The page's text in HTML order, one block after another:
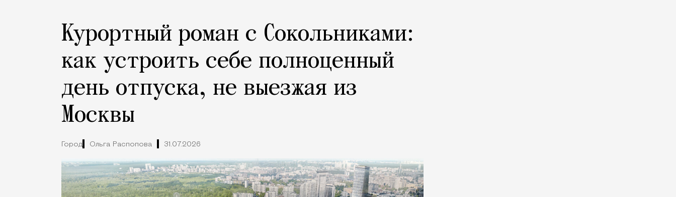
Курортный роман с Сокольниками:
как устроить себе полноценный
день отпуска, не выезжая из
Москвы
Город Ольга Распопова 31.07.2026